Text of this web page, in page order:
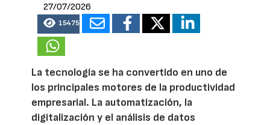
27/07/2026
15475
La tecnología se ha convertido en uno de
los principales motores de la productividad
empresarial. La automatización, la
digitalización y el análisis de datos